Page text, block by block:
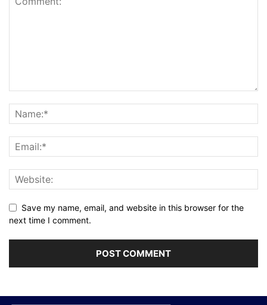
Save my name, email, and website in this browser for the
next time I comment.